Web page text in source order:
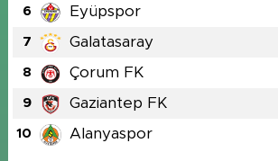
6 Eyüpspor
7 Galatasaray
8 Çorum FK
9 Gaziantep FK
10 Alanyaspor